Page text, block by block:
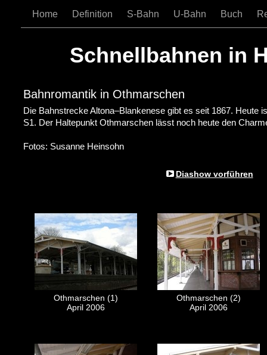
Home Definition S-Bahn U-Bahn Buch
Die Bahnstrecke Altona–Blankenese gibt es seit 1867. Heute
S1. Der Haltepunkt Othmarschen lässt noch heute den
Fotos: Susanne Heinsohn
Schnellbahnen in
Othmarschen (1)
April 2006
Othmarschen (2)
April 2006
Diashow vorführen
Bahnromantik in Othmarschen